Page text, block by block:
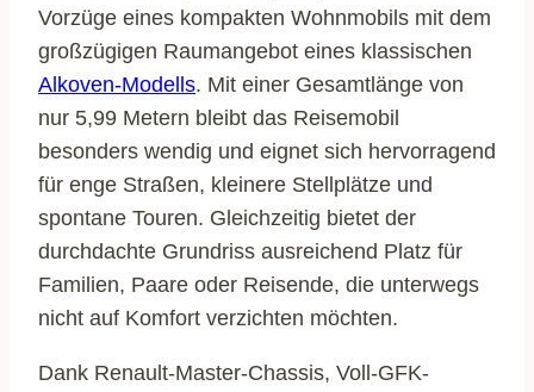
Vorzüge eines kompakten Wohnmobils mit dem
großzügigen Raumangebot eines klassischen
Alkoven-Modells. Mit einer Gesamtlänge von
nur 5,99 Metern bleibt das Reisemobil
besonders wendig und eignet sich hervorragend
für enge Straßen, kleinere Stellplätze und
spontane Touren. Gleichzeitig bietet der
durchdachte Grundriss ausreichend Platz für
Familien, Paare oder Reisende, die unterwegs
nicht auf Komfort verzichten möchten.
Dank Renault-Master-Chassis, Voll-GFK-